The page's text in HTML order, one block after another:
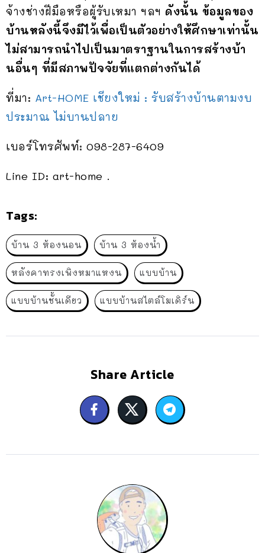
จ้างช่างฝีมือหรือผู้รับเหมา ฯลฯ ดังนั้น ข้อมูลของ
บ้านหลังนี้จึงมีไว้เพื่อเป็นตัวอย่างให้ศึกษาเท่านั้น
ไม่สามารถนำไปเป็นมาตราฐานในการสร้างบ้า
นอื่นๆ ที่มีสภาพปัจจัยที่แตกต่างกันได้
ที่มา: Art-HOME เชียงใหม่ : รับสร้างบ้านตามงบ
ประมาณ ไม่บานปลาย
เบอร์โทรศัพท์: 098-287-6409
Line ID: art-home .
Tags:
บ้าน 3 ห้องนอน บ้าน 3 ห้องน้ำ
หลังคาทรงเพิงหมาแหงน แบบบ้าน
แบบบ้านชั้นเดียว แบบบ้านสไตล์โมเดิร์น
Share Article